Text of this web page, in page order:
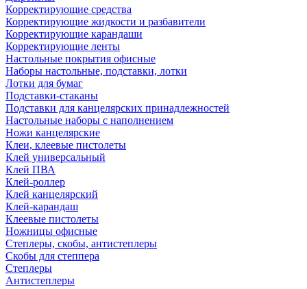
Корректирующие средства
Корректирующие жидкости и разбавители
Корректирующие карандаши
Корректирующие ленты
Настольные покрытия офисные
Наборы настольные, подставки, лотки
Лотки для бумаг
Подставки-стаканы
Подставки для канцелярских принадлежностей
Настольные наборы с наполнением
Ножи канцелярские
Клеи, клеевые пистолеты
Клей универсальный
Клей ПВА
Клей-роллер
Клей канцелярский
Клей-карандаш
Клеевые пистолеты
Ножницы офисные
Степлеры, скобы, антистеплеры
Скобы для степпера
Степлеры
Антистеплеры